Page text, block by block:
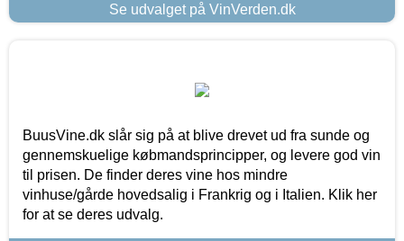
Se udvalget på VinVerden.dk
BuusVine.dk slår sig på at blive drevet ud fra sunde og
gennemskuelige købmandsprincipper, og levere god vin
til prisen. De finder deres vine hos mindre
vinhuse/gårde hovedsalig i Frankrig og i Italien. Klik her
for at se deres udvalg.